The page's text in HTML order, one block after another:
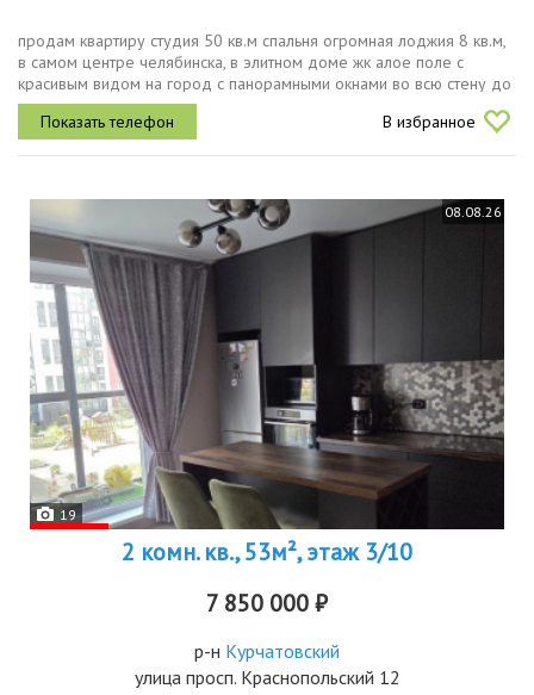
продам квартиру студия 50 кв.м спальня огромная лоджия 8 кв.м,
в самом центре челябинска, в элитном доме жк алое поле с
красивым видом на город с панорамными окнами во всю стену до
пола.выполнен дизайнерский ремонт по проекту известного...
В избранное
08.08.26
19
2 комн. кв., 53м², этаж 3/10
7 850 000 ₽
р-н Курчатовский
улица просп. Краснопольский 12